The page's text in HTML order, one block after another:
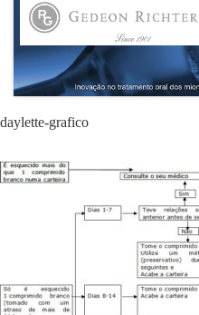
HOME
GEDEON RICHTER PORTUGAL
GEDEON RICHTER GRUPO
ÁREAS TERAPÊUTICAS
daylette-grafico